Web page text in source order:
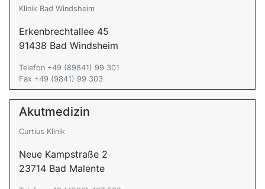
Klinik Bad Windsheim
Erkenbrechtallee 45
91438 Bad Windsheim
Telefon +49 (89841) 99 301
Fax +49 (9841) 99 303
Akutmedizin
Curtius Klinik
Neue Kampstraße 2
23714 Bad Malente